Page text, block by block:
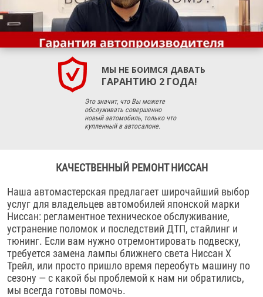
МЫ НЕ БОИМСЯ ДАВАТЬ
ГАРАНТИЮ 2 ГОДА!
Это значит, что Вы можете
обслуживать совершенно
новый автомобиль, только что
купленный в автосалоне.
КАЧЕСТВЕННЫЙ РЕМОНТ НИССАН
Наша автомастерская предлагает широчайший выбор
услуг для владельцев автомобилей японской марки
Ниссан: регламентное техническое обслуживание,
устранение поломок и последствий ДТП, стайлинг и
тюнинг. Если вам нужно отремонтировать подвеску,
требуется замена лампы ближнего света Ниссан Х
Трейл, или просто пришло время переобуть машину по
сезону — с какой бы проблемой к нам ни обратились,
мы всегда готовы помочь.